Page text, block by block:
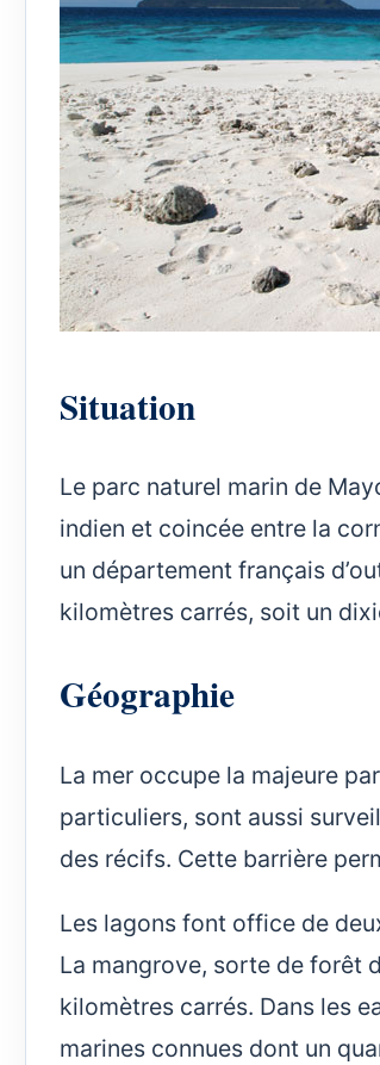
Situation
Le parc naturel marin de
indien et coincée entre la
un département français
kilomètres carrés, soit un
Géographie
La mer occupe la majeure
particuliers, sont aussi
des récifs. Cette barrière
Les lagons font office de
La mangrove, sorte de forêt
kilomètres carrés. Dans les
marines connues dont un